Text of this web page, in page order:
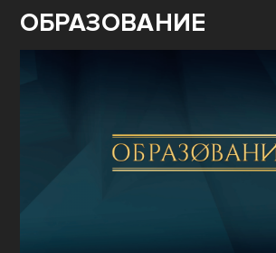
ОБРАЗОВАНИЕ